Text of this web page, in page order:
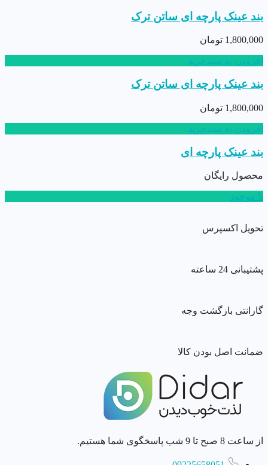
بند عینک پارچه ای ساتن ترک
1,800,000 تومان
افزودن به سبدخرید
بند عینک پارچه ای ساتن ترک
1,800,000 تومان
افزودن به سبدخرید
بند عینک پارچه ای
محصول رایگان
نا موجود
تحویل اکسپرس
پشتیبانی 24 ساعته
گارانتی بازگشت وجه
ضمانت اصل بودن کالا
از ساعت 8 صبح تا 9 شب پاسخگوی شما هستیم.